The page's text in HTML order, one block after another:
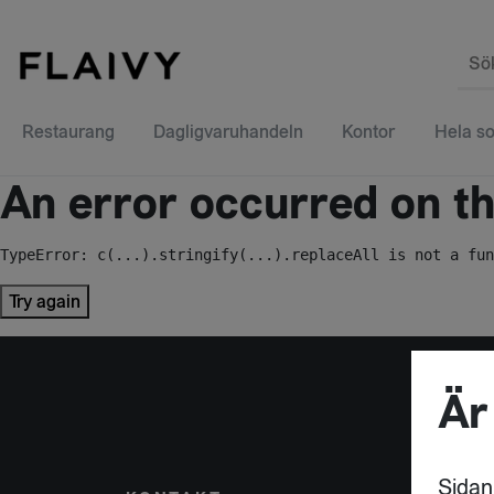
Restaurang Dagligvaruhandeln Kontor Hela
An error occurred on
TypeError: c(...).stringify(...).replaceAll is not a
Try again